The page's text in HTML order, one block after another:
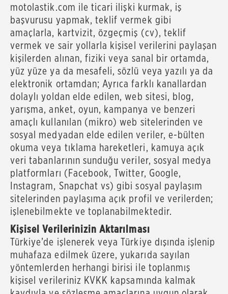
motolastik.com ile ticari ilişki kurmak, iş
başvurusu yapmak, teklif vermek gibi
amaçlarla, kartvizit, özgeçmiş (cv), teklif
vermek ve sair yollarla kişisel verilerini paylaşan
kişilerden alınan, fiziki veya sanal bir ortamda,
yüz yüze ya da mesafeli, sözlü veya yazılı ya da
elektronik ortamdan; Ayrıca farklı kanallardan
dolaylı yoldan elde edilen, web sitesi, blog,
yarışma, anket, oyun, kampanya ve benzeri
amaçlı kullanılan (mikro) web sitelerinden ve
sosyal medyadan elde edilen veriler, e-bülten
okuma veya tıklama hareketleri, kamuya açık
veri tabanlarının sunduğu veriler, sosyal medya
platformları (Facebook, Twitter, Google,
Instagram, Snapchat vs) gibi sosyal paylaşım
sitelerinden paylaşıma açık profil ve verilerden;
işlenebilmekte ve toplanabilmektedir.
Kişisel Verilerinizin Aktarılması
Türkiye’de işlenerek veya Türkiye dışında işlenip
muhafaza edilmek üzere, yukarıda sayılan
yöntemlerden herhangi birisi ile toplanmış
kişisel verileriniz KVKK kapsamında kalmak